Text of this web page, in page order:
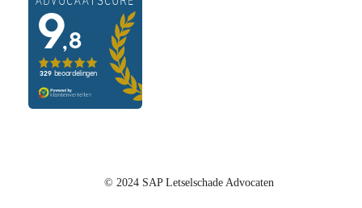
© 2024 SAP Letselschade Advocaten